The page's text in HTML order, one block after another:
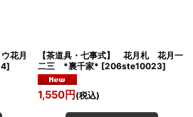
花月
]
【茶道具・七事式】 花月札 花月一
二三 *裏千家* [206ste10023]
1,550円 (税込)